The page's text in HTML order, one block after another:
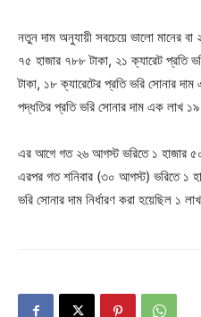
নতুন দাম অনুযায়ী সবচেয়ে ভালো মানের
৭৫ হাজার ৭৮৮ টাকা, ২১ ক্যারেট প্রতি
টাকা, ১৮ ক্যারেটের প্রতি ভরি সোনার
পদ্ধতির প্রতি ভরি সোনার দাম এক লাখ
এর আগে গত ২৬ আগস্ট ভরিতে ১ হাজার ৫০
এরপর গত শনিবার (৩০ আগস্ট) ভরিতে ১
ভরি সোনার দাম নির্ধারণ করা হয়েছিল ১